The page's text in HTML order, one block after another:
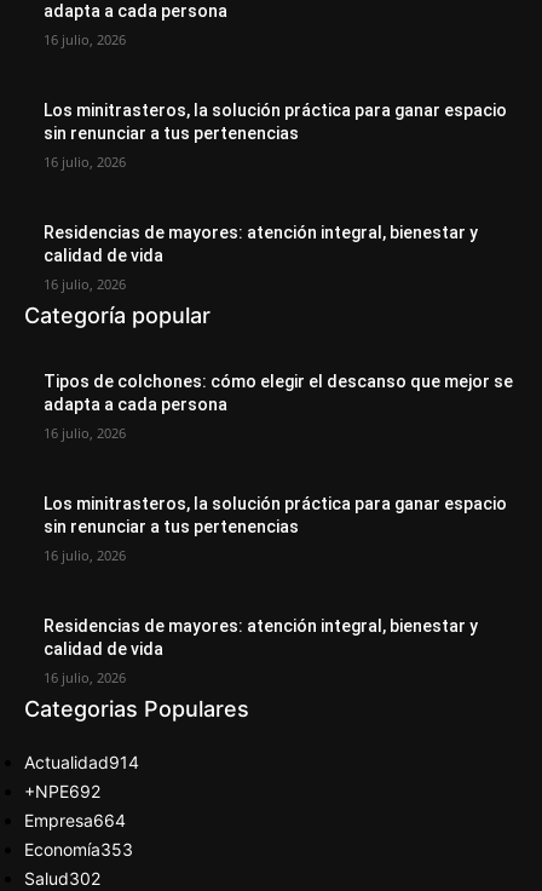
adapta a cada persona
16 julio, 2026
Los minitrasteros, la solución práctica para ganar espacio
sin renunciar a tus pertenencias
16 julio, 2026
Residencias de mayores: atención integral, bienestar y
calidad de vida
16 julio, 2026
Categoría popular
Tipos de colchones: cómo elegir el descanso que mejor se
adapta a cada persona
16 julio, 2026
Los minitrasteros, la solución práctica para ganar espacio
sin renunciar a tus pertenencias
16 julio, 2026
Residencias de mayores: atención integral, bienestar y
calidad de vida
16 julio, 2026
Categorias Populares
Actualidad914
+NPE692
Empresa664
Economía353
Salud302